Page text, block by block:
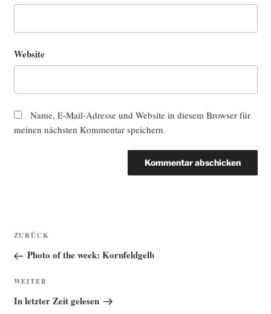
Website
Name, E-Mail-Adresse und Website in diesem Browser für
meinen nächsten Kommentar speichern.
Beitragsnavigation
Vorheriger
Beitrag
ZURÜCK
Photo of the week: Kornfeldgelb
Nächster
Beitrag
WEITER
In letzter Zeit gelesen